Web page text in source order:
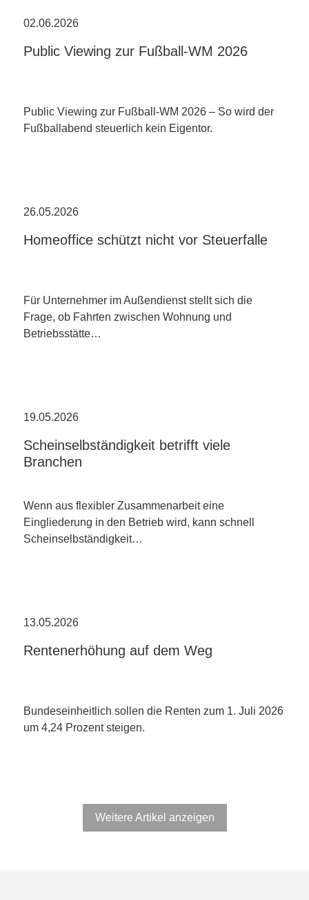
02.06.2026
Public Viewing zur Fußball-WM 2026
Public Viewing zur Fußball-WM 2026 – So wird der
Fußballabend steuerlich kein Eigentor.
26.05.2026
Homeoffice schützt nicht vor Steuerfalle
Für Unternehmer im Außendienst stellt sich die
Frage, ob Fahrten zwischen Wohnung und
Betriebsstätte…
19.05.2026
Scheinselbständigkeit betrifft viele
Branchen
Wenn aus flexibler Zusammenarbeit eine
Eingliederung in den Betrieb wird, kann schnell
Scheinselbständigkeit…
13.05.2026
Rentenerhöhung auf dem Weg
Bundeseinheitlich sollen die Renten zum 1. Juli 2026
um 4,24 Prozent steigen.
Weitere Artikel anzeigen